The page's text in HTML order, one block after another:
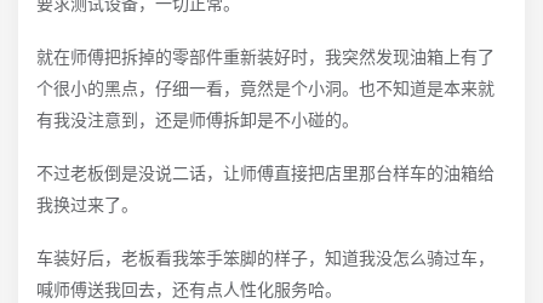
就在师傅把拆掉的零部件重新装好时，我突然发现油箱上有了
个很小的黑点，仔细一看，竟然是个小洞。也不知道是本来就
有我没注意到，还是师傅拆卸是不小碰的。
不过老板倒是没说二话，让师傅直接把店里那台样车的油箱给
我换过来了。
车装好后，老板看我笨手笨脚的样子，知道我没怎么骑过车，
喊师傅送我回去，还有点人性化服务哈。